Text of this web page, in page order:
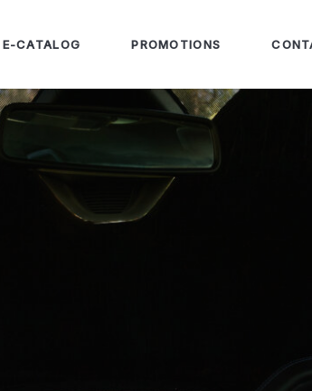
E-CATALOG PROMOTIONS